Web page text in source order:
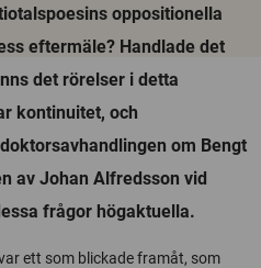
oppositionella
eftermäle? Handlade det
det rörelser i detta
kontinuitet, och
om Bengt
av Johan Alfredsson vid
frågor högaktuella.
ett som blickade framåt, som